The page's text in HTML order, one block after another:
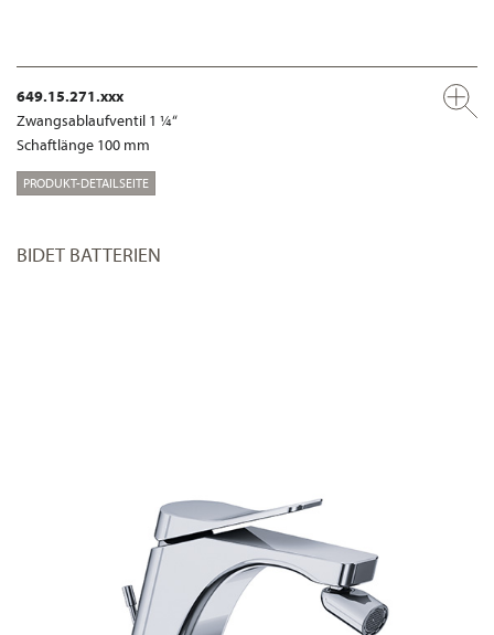
649.15.271.xxx
Zwangsablaufventil 1 ¼“
Schaftlänge 100 mm
PRODUKT-DETAILSEITE
BIDET BATTERIEN